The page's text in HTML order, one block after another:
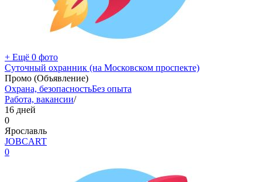
+ Ещё 0 фото
Суточный охранник (на Московском проспекте)
Промо (Объявление)
Охрана, безопасностьБез опыта
Работа, вакансии/
16 дней
0
Ярославль
JOBCART
0